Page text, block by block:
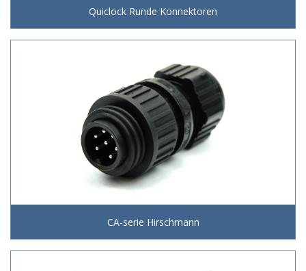
Quiclock Runde Konnektoren
CA-serie Hirschmann